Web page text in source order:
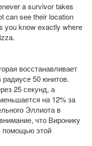
a survivor takes
can see their location
you know exactly where
восстанавливает
50 юнитов.
25 секунд, а
на 12% за
Эллиота в
что Виронику
помощью этой